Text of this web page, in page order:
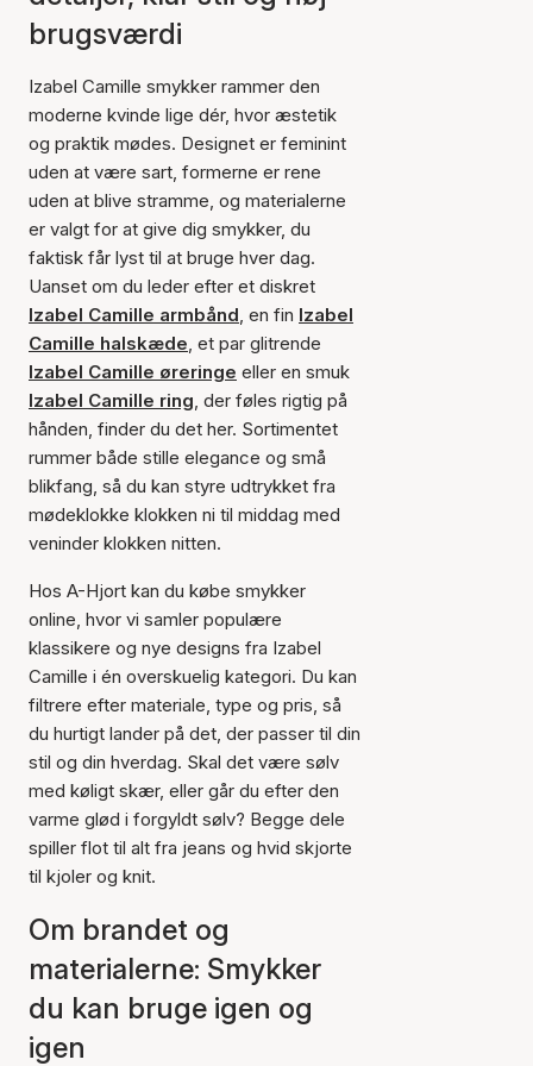
brugsværdi
Izabel Camille smykker rammer den
moderne kvinde lige dér, hvor æstetik
og praktik mødes. Designet er feminint
uden at være sart, formerne er rene
uden at blive stramme, og materialerne
er valgt for at give dig smykker, du
faktisk får lyst til at bruge hver dag.
Uanset om du leder efter et diskret
Izabel Camille armbånd, en fin Izabel
Camille halskæde, et par glitrende
Izabel Camille øreringe eller en smuk
Izabel Camille ring, der føles rigtig på
hånden, finder du det her. Sortimentet
rummer både stille elegance og små
blikfang, så du kan styre udtrykket fra
mødeklokke klokken ni til middag med
veninder klokken nitten.
Hos A-Hjort kan du købe smykker
online, hvor vi samler populære
klassikere og nye designs fra Izabel
Camille i én overskuelig kategori. Du kan
filtrere efter materiale, type og pris, så
du hurtigt lander på det, der passer til din
stil og din hverdag. Skal det være sølv
med køligt skær, eller går du efter den
varme glød i forgyldt sølv? Begge dele
spiller flot til alt fra jeans og hvid skjorte
til kjoler og knit.
Om brandet og
materialerne: Smykker
du kan bruge igen og
igen